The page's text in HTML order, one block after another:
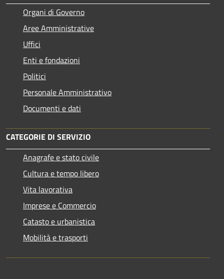
Organi di Governo
Aree Amministrative
Uffici
Enti e fondazioni
Politici
Personale Amministrativo
Documenti e dati
CATEGORIE DI SERVIZIO
Anagrafe e stato civile
Cultura e tempo libero
Vita lavorativa
Imprese e Commercio
Catasto e urbanistica
Mobilità e trasporti